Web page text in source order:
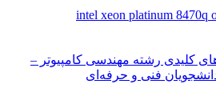
کلیدی رشته مهندسی کامپیوتر –
فنی و حرفه‌ای